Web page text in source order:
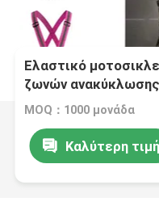
Ελαστικό
ζωνών
διευθετήσιμο
MOQ：1000 μονάδα
Καλύτερη τιμή